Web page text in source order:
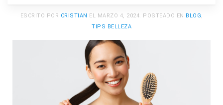
ESCRITO POR CRISTIAN EL MARZO 4, 2024. POSTEADO EN BLOG,
TIPS BELLEZA